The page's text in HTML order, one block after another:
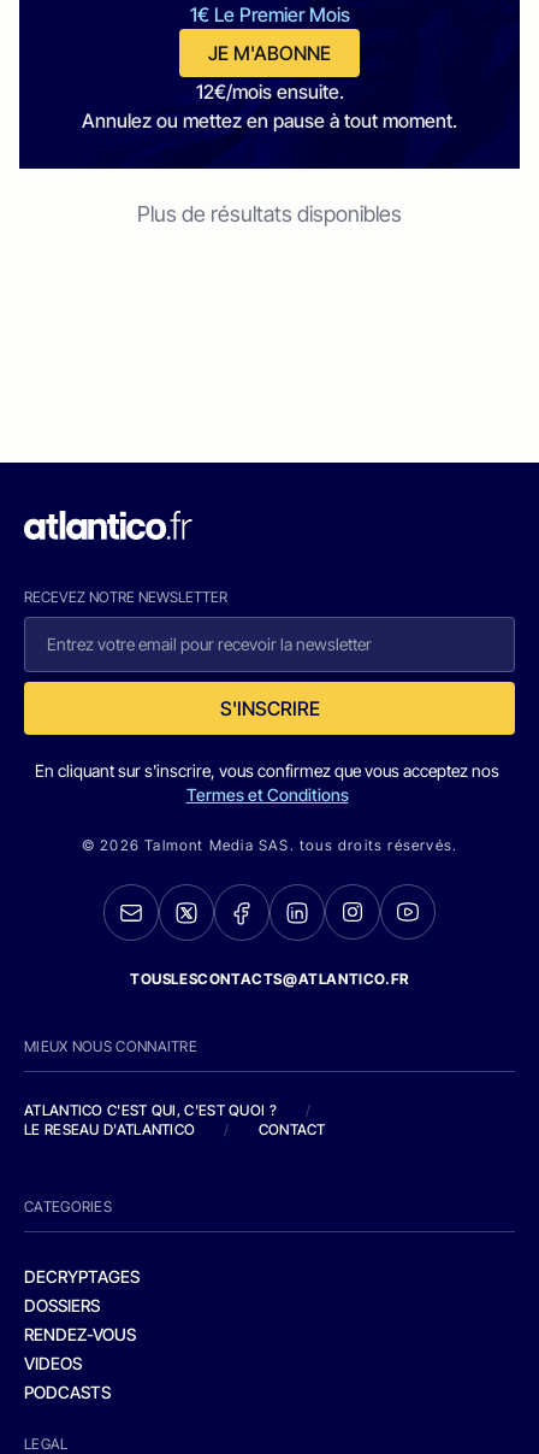
1€ Le Premier Mois
JE M'ABONNE
12€/mois ensuite.
Annulez ou mettez en pause à tout moment.
Plus de résultats disponibles
RECEVEZ NOTRE NEWSLETTER
S'INSCRIRE
En cliquant sur s'inscrire, vous confirmez que vous acceptez nos
Termes et Conditions
© 2026 Talmont Media SAS. tous droits réservés.
TOUSLESCONTACTS@ATLANTICO.FR
MIEUX NOUS CONNAITRE
ATLANTICO C'EST QUI, C'EST QUOI ?
/
LE RESEAU D'ATLANTICO
/ CONTACT
CATEGORIES
DECRYPTAGES
DOSSIERS
RENDEZ-VOUS
VIDEOS
PODCASTS
LEGAL